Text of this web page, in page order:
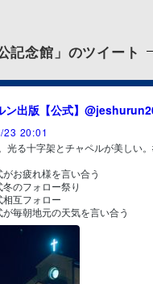
記念館」のツイート
ン出版【公式】
23 20:01
光る十字架とチャペルが美しい
お疲れ様を言い合う
のフォロー祭り
相互フォロー
毎朝地元の天気を言い合う